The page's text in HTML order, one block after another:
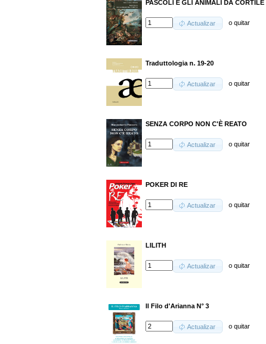
PASCOLI E GLI ANIMALI DA CORTILE
Actualizar oquitar
Traduttologia n. 19-20
Actualizar oquitar
SENZA CORPO NON C'È REATO
Actualizar oquitar
POKER DI RE
Actualizar oquitar
LILITH
Actualizar oquitar
Il Filo d'Arianna N° 3
Actualizar oquitar